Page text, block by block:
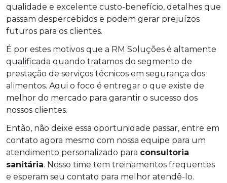
qualidade e excelente custo-benefício, detalhes que
passam despercebidos e podem gerar prejuízos
futuros para os clientes.
É por estes motivos que a RM Soluções é altamente
qualificada quando tratamos do segmento de
prestação de serviços técnicos em segurança dos
alimentos. Aqui o foco é entregar o que existe de
melhor do mercado para garantir o sucesso dos
nossos clientes.
Então, não deixe essa oportunidade passar, entre em
contato agora mesmo com nossa equipe para um
atendimento personalizado para consultoria
sanitária. Nosso time tem treinamentos frequentes
e esperam seu contato para melhor atendê-lo.